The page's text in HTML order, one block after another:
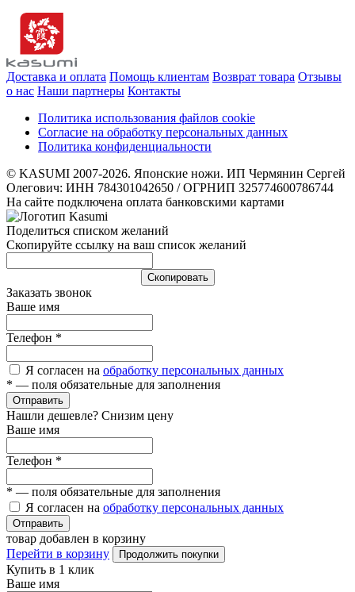
Доставка и оплата Помощь клиентам Возврат товара Отзывы
о нас Наши партнеры Контакты
Политика использования файлов cookie
Согласие на обработку персональных данных
Политика конфиденциальности
© KASUMI 2007-2026. Японские ножи. ИП Чермянин Сергей
Олегович: ИНН 784301042650 / ОГРНИП 325774600786744
На сайте подключена оплата банковскими картами
Поделиться списком желаний
Скопируйте ссылку на ваш список желаний
Cкопировать
Заказать звонок
Ваше имя
Телефон *
Я согласен на обработку персональных данных
* — поля обязательные для заполнения
Отправить
Нашли дешевле? Снизим цену
Ваше имя
Телефон *
* — поля обязательные для заполнения
Я согласен на обработку персональных данных
Отправить
товар добавлен в корзину
Перейти в корзину
Продолжить покупки
Купить в 1 клик
Ваше имя